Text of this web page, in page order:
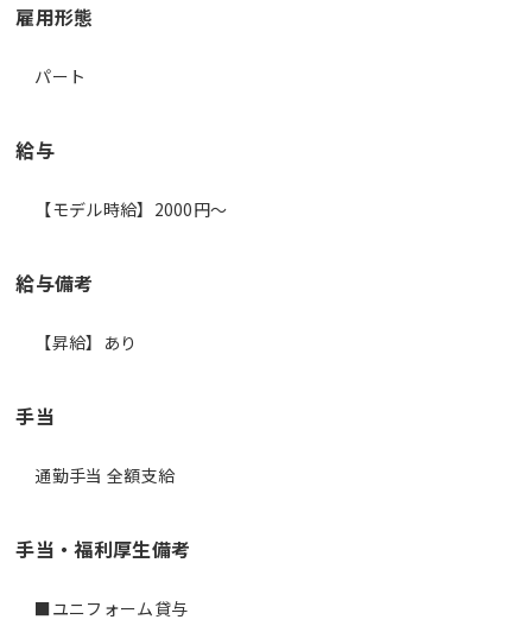
雇用形態
パート
給与
【モデル時給】2000円〜
給与備考
【昇給】あり
手当
通勤手当 全額支給
手当・福利厚生備考
■ユニフォーム貸与